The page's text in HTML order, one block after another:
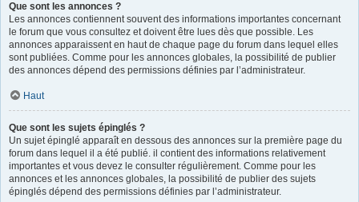
Que sont les annonces ?
Les annonces contiennent souvent des informations importantes concernant
le forum que vous consultez et doivent être lues dès que possible. Les
annonces apparaissent en haut de chaque page du forum dans lequel elles
sont publiées. Comme pour les annonces globales, la possibilité de publier
des annonces dépend des permissions définies par l’administrateur.
Haut
Que sont les sujets épinglés ?
Un sujet épinglé apparaît en dessous des annonces sur la première page du
forum dans lequel il a été publié. il contient des informations relativement
importantes et vous devez le consulter régulièrement. Comme pour les
annonces et les annonces globales, la possibilité de publier des sujets
épinglés dépend des permissions définies par l’administrateur.